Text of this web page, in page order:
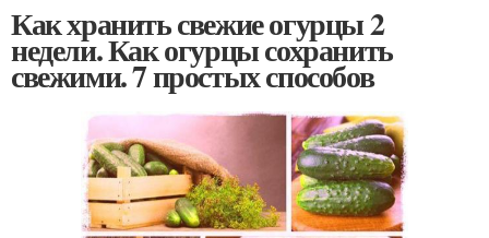
Как хранить свежие огурцы 2
недели. Как огурцы сохранить
свежими. 7 простых способов